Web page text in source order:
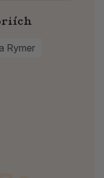
Rymer